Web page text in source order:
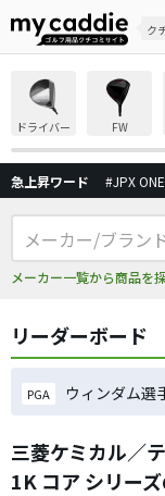
ク
ドライバー FW
急上昇ワード #JPX ONE
メーカー一覧から商品を
リーダーボード
PGA ウィンダム選
三菱ケミカル／
1K コア シリー